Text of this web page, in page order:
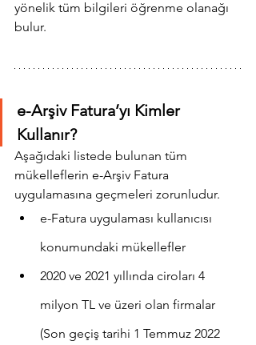
yönelik tüm bilgileri öğrenme olanağı
bulur.
e-Arşiv Fatura’yı Kimler
Kullanır?
Aşağıdaki listede bulunan tüm
mükelleflerin e-Arşiv Fatura
uygulamasına geçmeleri zorunludur.
e-Fatura uygulaması kullanıcısı
konumundaki mükellefler
2020 ve 2021 yıllında ciroları 4
milyon TL ve üzeri olan firmalar
(Son geçiş tarihi 1 Temmuz 2022